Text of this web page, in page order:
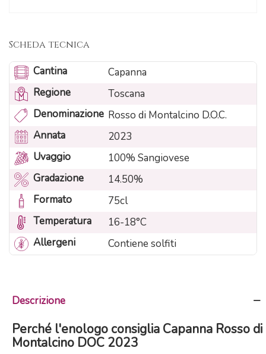
Scheda tecnica
Cantina
Capanna
Regione
Toscana
Denominazione Rosso di Montalcino D.O.C.
Annata
2023
Uvaggio
100% Sangiovese
Gradazione
14.50%
Formato
75cl
Temperatura
16-18°C
Allergeni
Contiene solfiti
Descrizione
Perché l'enologo consiglia Capanna Rosso di
Montalcino DOC 2023